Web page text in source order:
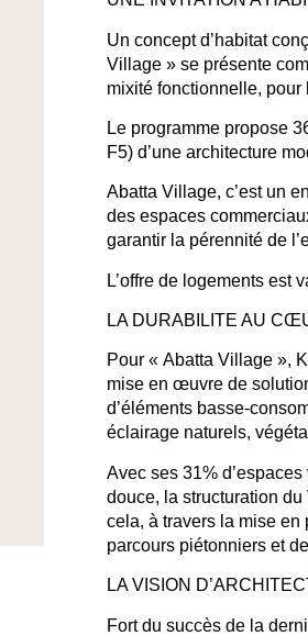
Un concept d’habitat
Village » se présente
mixité fonctionnelle, pour
Le programme propose
F5) d’une architecture
Abatta Village, c’est un
des espaces
garantir la pérennité de
L’offre de logements est
LA DURABILITE AU
Pour « Abatta Village »,
mise en œuvre de
d’éléments basse-
éclairage naturels,
Avec ses 31% d’espaces
douce, la structuration
cela, à travers la mise en
parcours piétonniers et
LA VISION
Fort du succès de la